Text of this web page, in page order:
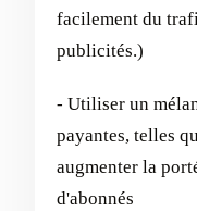
facilement du
publicités.)
- Utiliser un
payantes, telles
augmenter la
d'abonnés